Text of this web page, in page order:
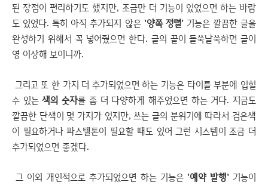
된 장점이 편리하기도 했지만, 조금만 더 기능이 있었으면 하는 바람
도 있었다. 특히 아직 추가되지 않은 '양쪽 정렬'기능은 깔끔한 글을
완성하기 위해서 꼭 넣어줬으면 한다. 글의 끝이 들쑥날쑥하면 글이
영 이상해 보이니까.
그리고 또 한 가지 더 추가되었으면 하는 기능은 타이틀 부분에 입힐
수 있는색의 숫자를 좀 더 다양하게 해주었으면 하는 거다. 지금도
깔끔한 단색이 몇 가지가 있지만, 쓰는 글의 분위기에 따라서 검은색
이 필요하거나 파스텔톤이 필요할 때도 있어 그런 시스템이 조금 더
추가되었으면 좋겠다.
그 이외 개인적으로 추가되었으면 하는 기능은 '예약 발행'기능이